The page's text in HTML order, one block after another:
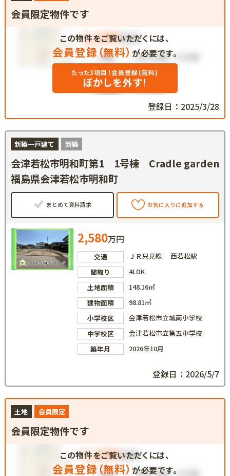
会員限定物件です
この物件をご覧いただくには、
会員登録（無料） が必要です。
たった3項目！会員登録(無料)
ぼかしを外す！
登録日：2025/3/28
新築一戸建て 新築
会津若松市明和町第1 1号棟 Cradle garden
福島県会津若松市明和町
まとめて資料請求 お気に入りに追加する
2,580万円
交通
ＪＲ只見線 西若松駅
間取り
4LDK
土地面積
148.16㎡
建物面積
98.81㎡
小学校区
会津若松市立城南小学校
中学校区
会津若松市立第五中学校
築年月
2026年10月
登録日：2026/5/7
土地 会員限定
会員限定物件です
この物件をご覧いただくには、
会員登録（無料） が必要です。